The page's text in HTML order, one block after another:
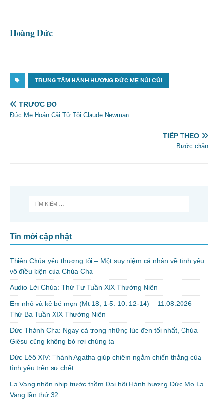
Hoàng Đức
TRUNG TÂM HÀNH HƯƠNG ĐỨC MẸ NÚI CÚI
TRƯỚC ĐÓ
Đức Mẹ Hoán Cải Tử Tội Claude Newman
TIẾP THEO
Bước chân
Tin mới cập nhật
Thiên Chúa yêu thương tôi – Một suy niệm cá nhân về tình yêu
vô điều kiện của Chúa Cha
Audio Lời Chúa: Thứ Tư Tuần XIX Thường Niên
Em nhỏ và kẻ bé mọn (Mt 18, 1-5. 10. 12-14) – 11.08.2026 –
Thứ Ba Tuần XIX Thường Niên
Đức Thánh Cha: Ngay cả trong những lúc đen tối nhất, Chúa
Giêsu cũng không bỏ rơi chúng ta
Đức Lêô XIV: Thánh Agatha giúp chiêm ngắm chiến thắng của
tình yêu trên sự chết
La Vang nhộn nhịp trước thềm Đại hội Hành hương Đức Mẹ La
Vang lần thứ 32